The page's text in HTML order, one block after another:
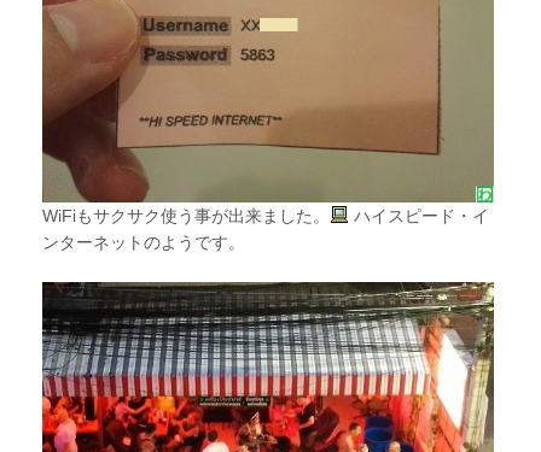
WiFiもサクサク使う事が出来ました。
ハイスピード・イ
ンターネットのようです。